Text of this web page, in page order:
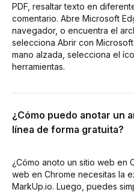
PDF, resaltar texto en
comentario. Abre Microsoft
navegador, o encuentra el
selecciona Abrir con
mano alzada, selecciona el
herramientas.
¿Cómo puedo anotar un
línea de forma gratuita?
¿Cómo anoto un sitio web en
web en Chrome necesitas la
MarkUp.io. Luego, puedes